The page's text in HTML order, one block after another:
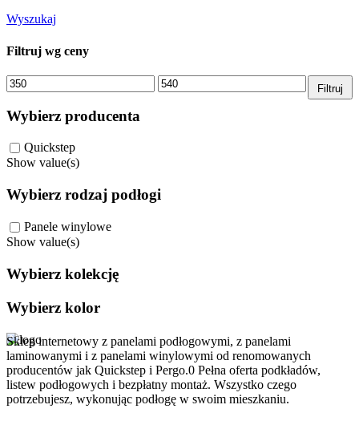
Wyszukaj
Filtruj wg ceny
Cena
min.
Cena
maks.
Filtruj
Wybierz producenta
Quickstep
Show value(s)
Wybierz rodzaj podłogi
Panele winylowe
Show value(s)
Wybierz kolekcję
Wybierz kolor
Sklep internetowy z panelami podłogowymi, z panelami
laminowanymi i z panelami winylowymi od renomowanych
producentów jak Quickstep i Pergo.0 Pełna oferta podkładów,
listew podłogowych i bezpłatny montaż. Wszystko czego
potrzebujesz, wykonując podłogę w swoim mieszkaniu.